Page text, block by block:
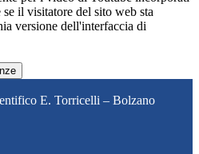
il visitatore del sito web sta
versione dell'interfaccia di
E. Torricelli – Bolzano